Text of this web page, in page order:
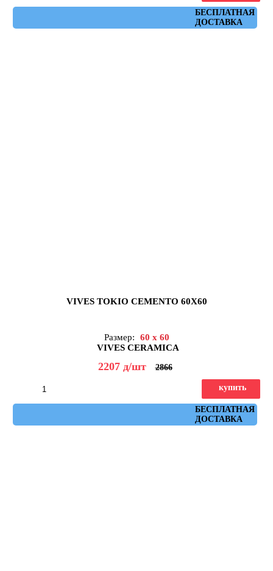
БЕСПЛАТНАЯ
ДОСТАВКА
VIVES TOKIO CEMENTO 60X60
Размер:
60 x 60
VIVES CERAMICA
2207 д/шт 2866
БЕСПЛАТНАЯ
ДОСТАВКА
купить